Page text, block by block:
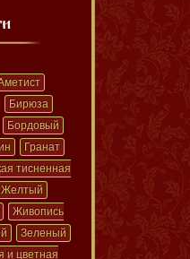
Бирюза
Бордовый
Гранат
тисненная
Желтый
Живопись
Зеленый
и цветная